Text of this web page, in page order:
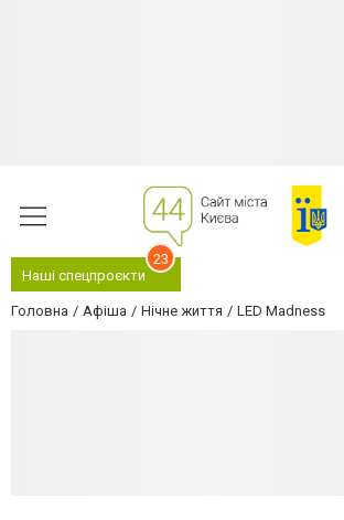
Наші спецпроєкти
23
Головна Афіша Нічне життя LED Madness